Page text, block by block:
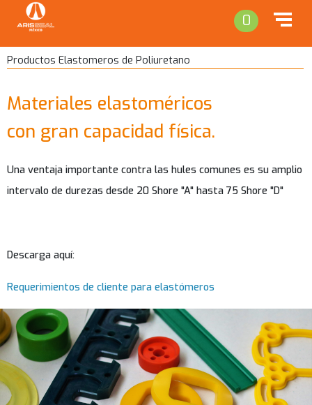
0
Productos Elastomeros de Poliuretano
Materiales elastoméricos
con gran capacidad física.
Una ventaja importante contra las hules comunes es su amplio
intervalo de durezas desde 20 Shore "A" hasta 75 Shore "D"
Descarga aquí:
Requerimientos de cliente para elastómeros